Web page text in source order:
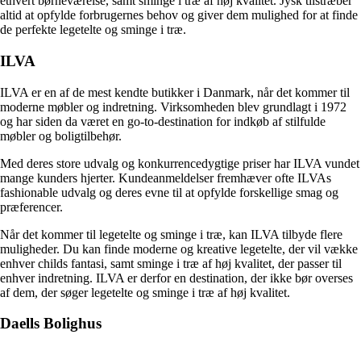
altid at opfylde forbrugernes behov og giver dem mulighed for at finde
de perfekte legetelte og sminge i træ.
ILVA
ILVA er en af de mest kendte butikker i Danmark, når det kommer til
moderne møbler og indretning. Virksomheden blev grundlagt i 1972
og har siden da været en go-to-destination for indkøb af stilfulde
møbler og boligtilbehør.
Med deres store udvalg og konkurrencedygtige priser har ILVA vundet
mange kunders hjerter. Kundeanmeldelser fremhæver ofte ILVAs
fashionable udvalg og deres evne til at opfylde forskellige smag og
præferencer.
Når det kommer til legetelte og sminge i træ, kan ILVA tilbyde flere
muligheder. Du kan finde moderne og kreative legetelte, der vil vække
enhver childs fantasi, samt sminge i træ af høj kvalitet, der passer til
enhver indretning. ILVA er derfor en destination, der ikke bør overses
af dem, der søger legetelte og sminge i træ af høj kvalitet.
Daells Bolighus